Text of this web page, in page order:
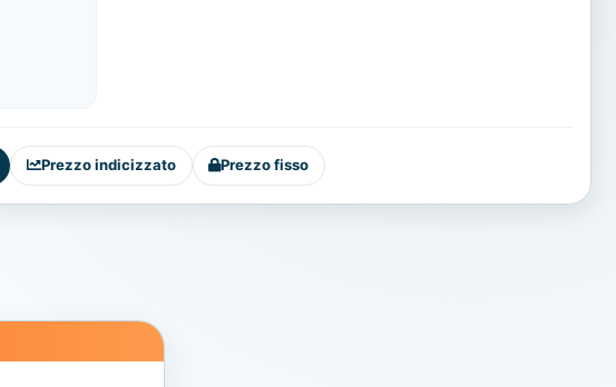
Prezzo indicizzato Prezzo fisso